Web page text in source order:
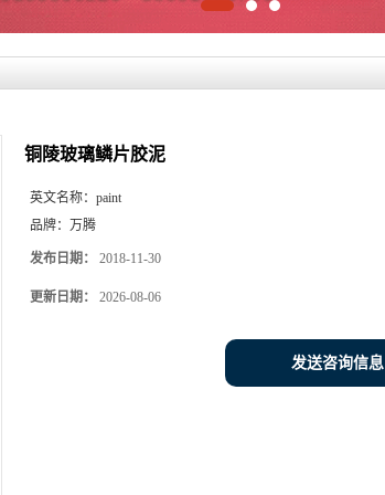
铜陵玻璃鳞片胶泥
英文名称： paint
品牌： 万腾
发布日期： 2018-11-30
更新日期： 2026-08-06
发送咨询信息